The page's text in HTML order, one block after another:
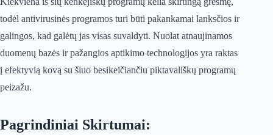
todėl antivirusinės programos turi būti pakankamai lanksčios ir
galingos, kad galėtų jas visas suvaldyti. Nuolat atnaujinamos
duomenų bazės ir pažangios aptikimo technologijos yra raktas
į efektyvią kovą su šiuo besikeičiančiu piktavališkų programų
peizažu.
Pagrindiniai Skirtumai: